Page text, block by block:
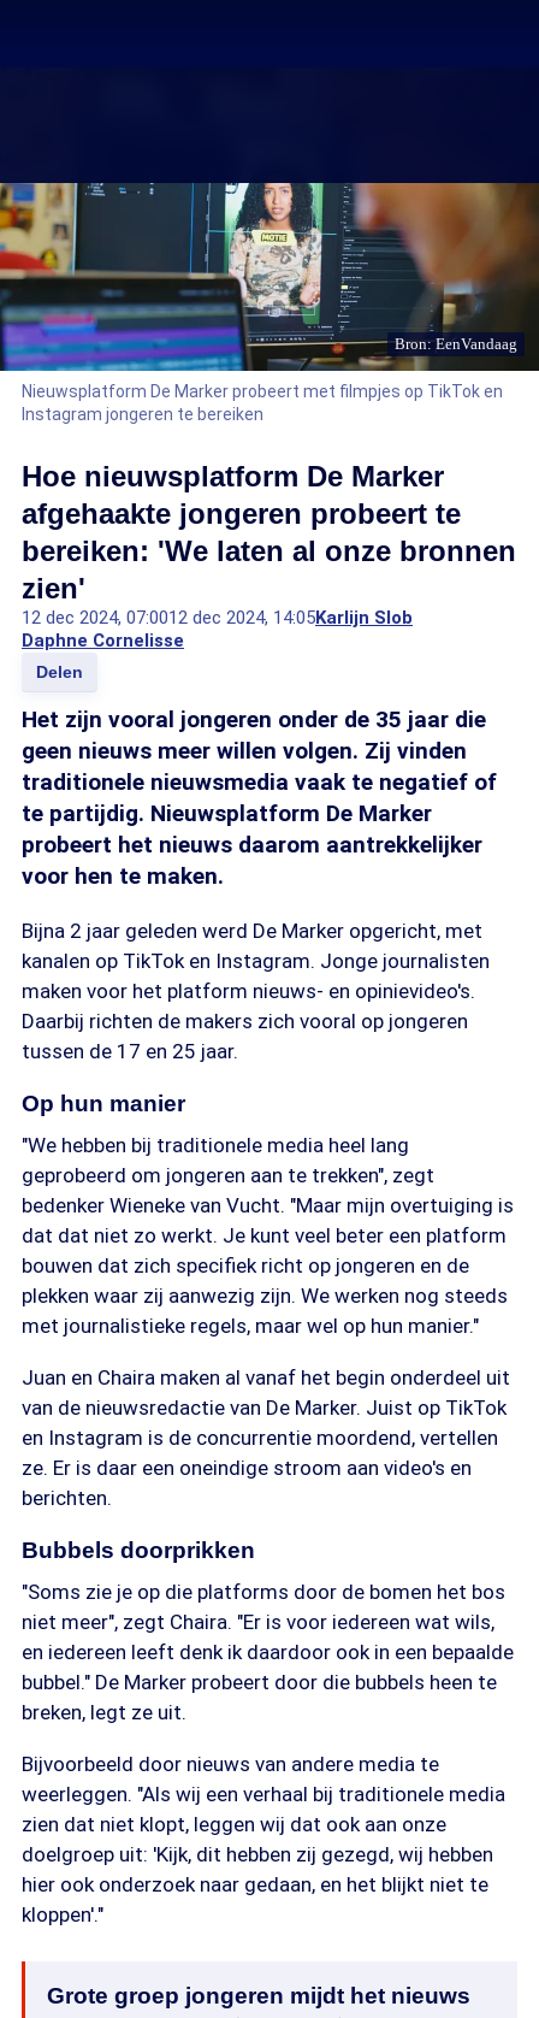
Bron: EenVandaag
Nieuwsplatform De Marker probeert met filmpjes op TikTok en
Instagram jongeren te bereiken
Hoe nieuwsplatform De Marker
afgehaakte jongeren probeert te
bereiken: 'We laten al onze bronnen
zien'
12 dec 2024, 07:0012 dec 2024, 14:05Karlijn Slob
Daphne Cornelisse
Delen
Het zijn vooral jongeren onder de 35 jaar die
geen nieuws meer willen volgen. Zij vinden
traditionele nieuwsmedia vaak te negatief of
te partijdig. Nieuwsplatform De Marker
probeert het nieuws daarom aantrekkelijker
voor hen te maken.
Bijna 2 jaar geleden werd De Marker opgericht, met
kanalen op TikTok en Instagram. Jonge journalisten
maken voor het platform nieuws- en opinievideo's.
Daarbij richten de makers zich vooral op jongeren
tussen de 17 en 25 jaar.
Op hun manier
"We hebben bij traditionele media heel lang
geprobeerd om jongeren aan te trekken", zegt
bedenker Wieneke van Vucht. "Maar mijn overtuiging is
dat dat niet zo werkt. Je kunt veel beter een platform
bouwen dat zich specifiek richt op jongeren en de
plekken waar zij aanwezig zijn. We werken nog steeds
met journalistieke regels, maar wel op hun manier."
Juan en Chaira maken al vanaf het begin onderdeel uit
van de nieuwsredactie van De Marker. Juist op TikTok
en Instagram is de concurrentie moordend, vertellen
ze. Er is daar een oneindige stroom aan video's en
berichten.
Bubbels doorprikken
"Soms zie je op die platforms door de bomen het bos
niet meer", zegt Chaira. "Er is voor iedereen wat wils,
en iedereen leeft denk ik daardoor ook in een bepaalde
bubbel." De Marker probeert door die bubbels heen te
breken, legt ze uit.
Bijvoorbeeld door nieuws van andere media te
weerleggen. "Als wij een verhaal bij traditionele media
zien dat niet klopt, leggen wij dat ook aan onze
doelgroep uit: 'Kijk, dit hebben zij gezegd, wij hebben
hier ook onderzoek naar gedaan, en het blijkt niet te
kloppen'."
Grote groep jongeren mijdt het nieuws